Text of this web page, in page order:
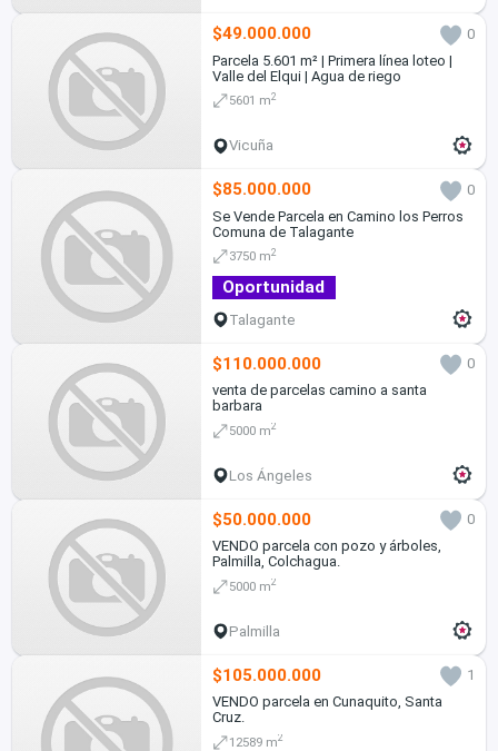
$49.000.000
0
Parcela 5.601 m² | Primera línea loteo |
Valle del Elqui | Agua de riego
5601 m2
Vicuña
$85.000.000
0
Se Vende Parcela en Camino los Perros
Comuna de Talagante
3750 m2
Oportunidad
Talagante
$110.000.000
0
venta de parcelas camino a santa
barbara
5000 m2
Los Ángeles
$50.000.000
0
VENDO parcela con pozo y árboles,
Palmilla, Colchagua.
5000 m2
Palmilla
$105.000.000
1
VENDO parcela en Cunaquito, Santa
Cruz.
12589 m2